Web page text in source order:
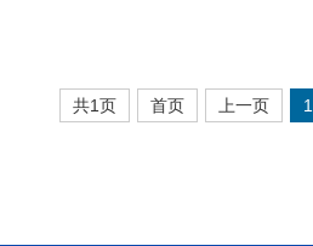
共1页 首页 上一页 1